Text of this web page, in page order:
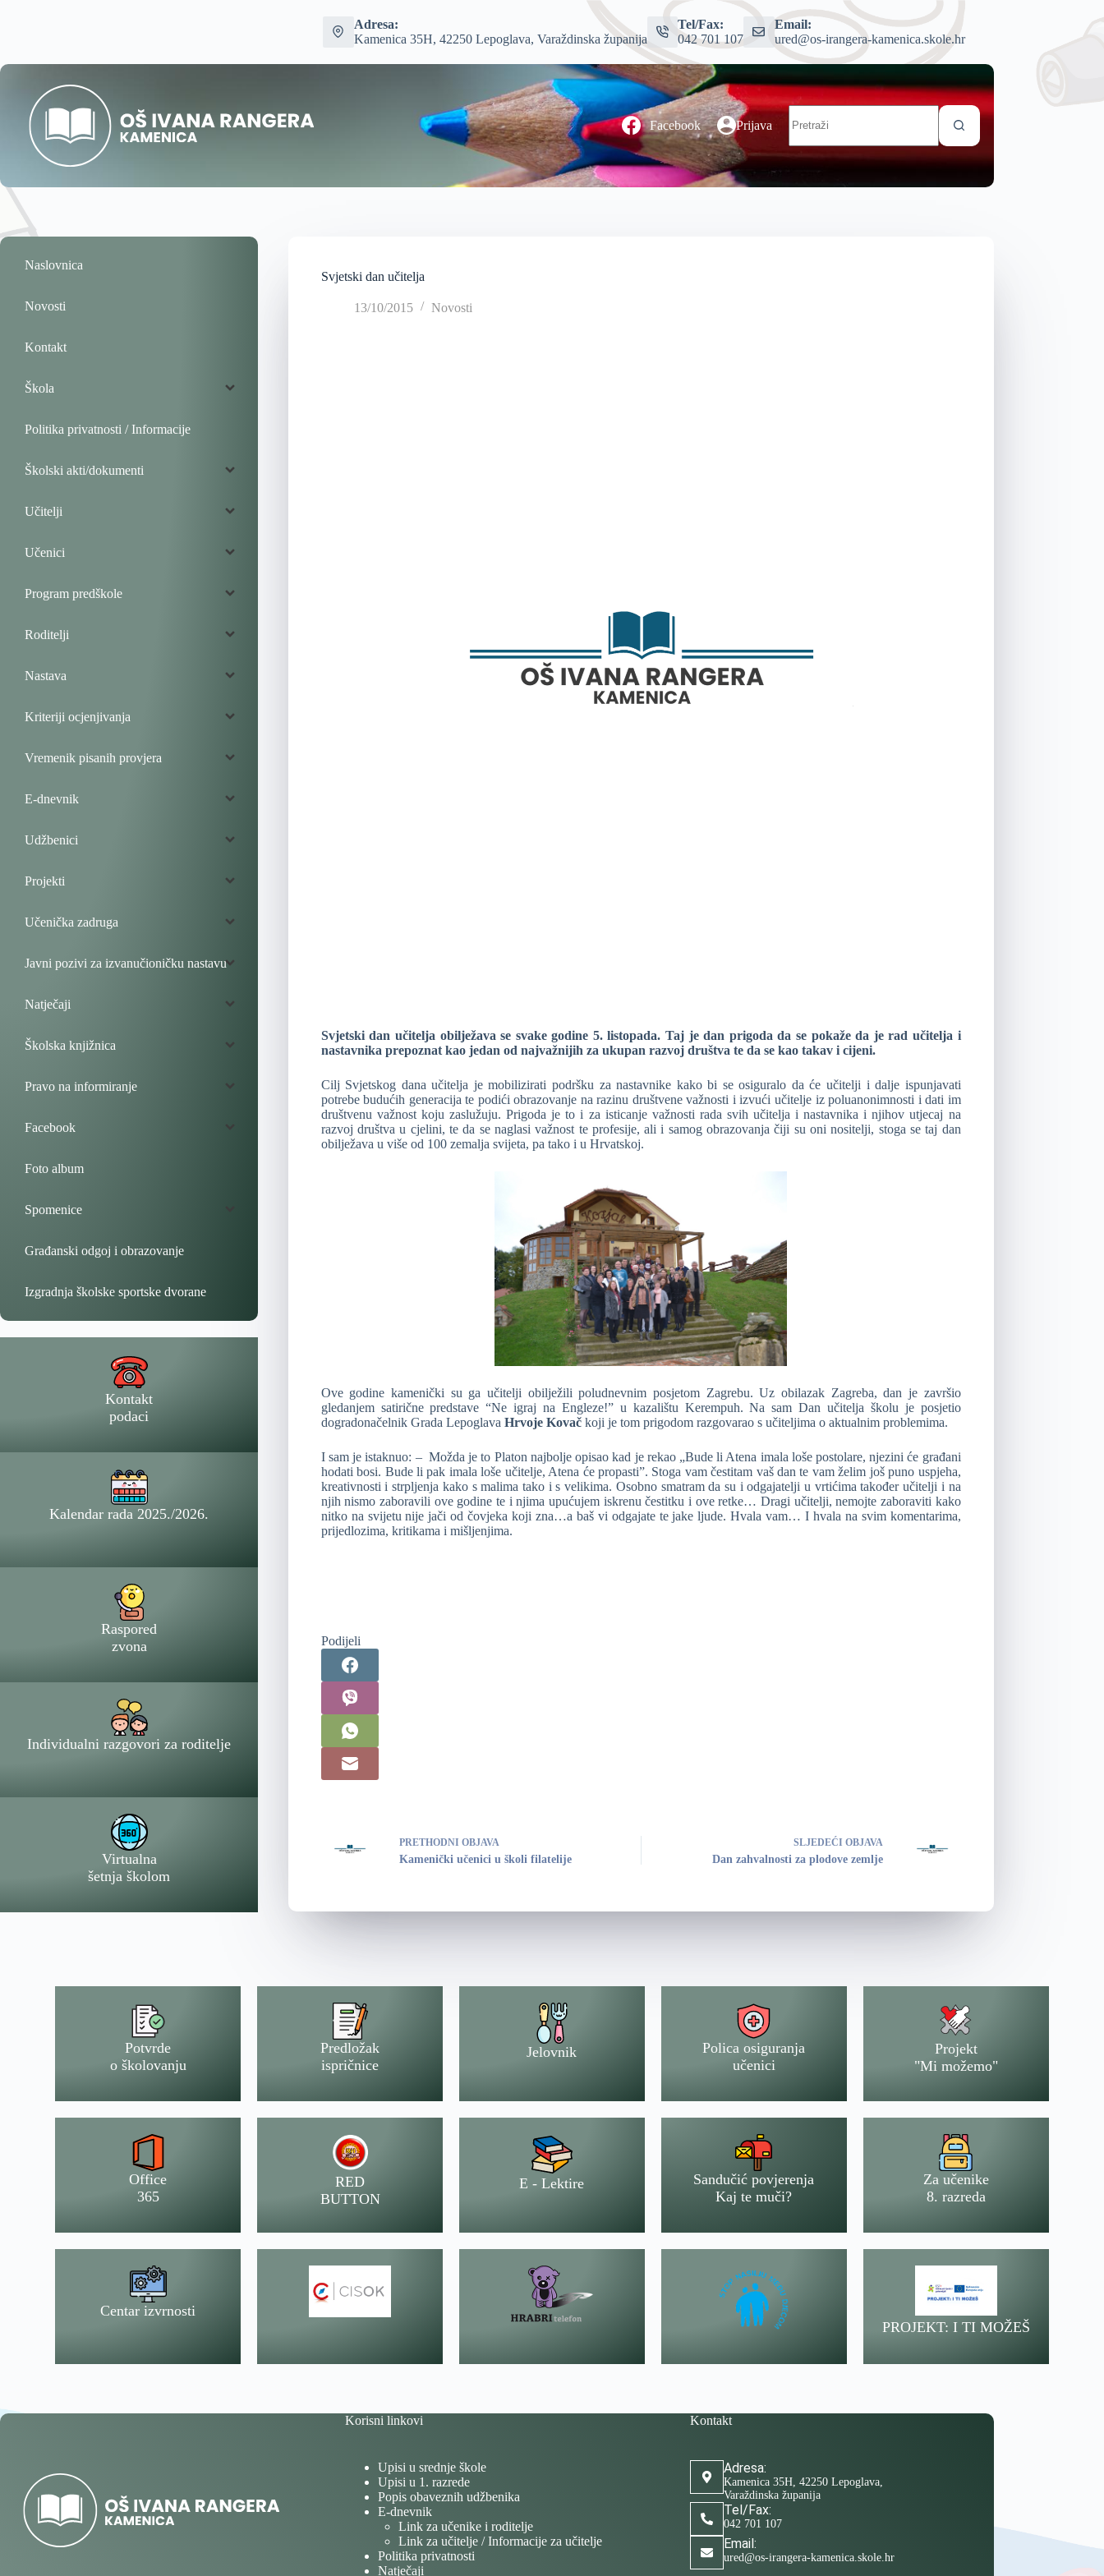
Adresa:
Kamenica 35H, 42250 Lepoglava, Varaždinska županija
Tel/Fax:
042 701 107
Email:
ured@os-irangera-kamenica.skole.hr
Facebook Prijava
Svjetski dan učitelja
13/10/2015 Novosti
Svjetski dan učitelja obilježava se svake godine 5. listopada. Taj je dan prigoda da se pokaže da je rad učitelja i
nastavnika prepoznat kao jedan od najvažnijih za ukupan razvoj društva te da se kao takav i cijeni.
Cilj Svjetskog dana učitelja je mobilizirati podršku za nastavnike kako bi se osiguralo da će učitelji i dalje ispunjavati
potrebe budućih generacija te podići obrazovanje na razinu društvene važnosti i izvući učitelje iz poluanonimnosti i dati im
društvenu važnost koju zaslužuju. Prigoda je to i za isticanje važnosti rada svih učitelja i nastavnika i njihov utjecaj na
razvoj društva u cjelini, te da se naglasi važnost te profesije, ali i samog obrazovanja čiji su oni nositelji, stoga se taj dan
obilježava u više od 100 zemalja svijeta, pa tako i u Hrvatskoj.
Ove godine kamenički su ga učitelji obilježili poludnevnim posjetom Zagrebu. Uz obilazak Zagreba, dan je završio
gledanjem satirične predstave “Ne igraj na Engleze!” u kazalištu Kerempuh. Na sam Dan učitelja školu je posjetio
dogradonačelnik Grada Lepoglava Hrvoje Kovačkoji je tom prigodom razgovarao s učiteljima o aktualnim problemima.
I sam je istaknuo: –Možda je to Platon najbolje opisao kad je rekao „Bude li Atena imala loše postolare, njezini će građani
hodati bosi. Bude li pak imala loše učitelje, Atena će propasti”. Stoga vam čestitam vaš dan te vam želim još puno uspjeha,
kreativnosti i strpljenja kako s malima tako i s velikima. Osobno smatram da su i odgajatelji u vrtićima također učitelji i na
njih nismo zaboravili ove godine te i njima upućujem iskrenu čestitku i ove retke… Dragi učitelji, nemojte zaboraviti kako
nitko na svijetu nije jači od čovjeka koji zna…a baš vi odgajate te jake ljude. Hvala vam… I hvala na svim komentarima,
prijedlozima, kritikama i mišljenjima.
Podijeli
PRETHODNI OBJAVA
Kamenički učenici u školi filatelije
SLJEDEĆI OBJAVA
Dan zahvalnosti za plodove zemlje
Naslovnica
Novosti
Kontakt
Škola
Politika privatnosti / Informacije
Školski akti/dokumenti
Učitelji
Učenici
Program predškole
Roditelji
Nastava
Kriteriji ocjenjivanja
Vremenik pisanih provjera
E-dnevnik
Udžbenici
Projekti
Učenička zadruga
Javni pozivi za izvanučioničku nastavu
Natječaji
Školska knjižnica
Pravo na informiranje
Facebook
Foto album
Spomenice
Građanski odgoj i obrazovanje
Izgradnja školske sportske dvorane
Kontakt
podaci
Kalendar rada 2025./2026.
Raspored
zvona
Individualni razgovori za roditelje
Virtualna
šetnja školom
Potvrde
o školovanju
Predložak
ispričnice
Jelovnik
Polica osiguranja
učenici
Projekt
"Mi možemo"
Office
365
RED
BUTTON
E - Lektire
Sandučić povjerenja
Kaj te muči?
Za učenike
8. razreda
Centar izvrnosti
PROJEKT: I TI MOŽEŠ
Korisni linkovi
Upisi u srednje škole
Upisi u 1. razrede
Popis obaveznih udžbenika
E-dnevnik
Link za učenike i roditelje
Link za učitelje / Informacije za učitelje
Politika privatnosti
Natječaji
Kontakt
Adresa:
Kamenica 35H, 42250 Lepoglava,
Varaždinska županija
Tel/Fax:
042 701 107
Email:
ured@os-irangera-kamenica.skole.hr